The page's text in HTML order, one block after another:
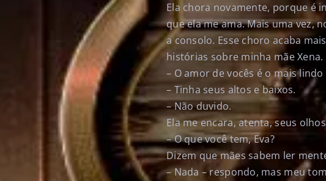
Ela chora novamente, porque é
que ela me ama. Mais uma vez,
a consolo. Esse choro acaba
histórias sobre minha mãe
– O amor de vocês é o mais
– Tinha seus altos e baixos.
– Não duvido.
Ela me encara, atenta, seus
– O que você tem, Eva?
Dizem que mães sabem ler
– Nada – respondo, mas meu